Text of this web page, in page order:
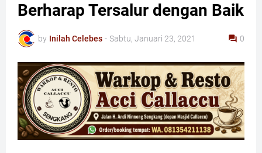
Berharap Tersalur dengan Baik
by Inilah Celebes - Sabtu, Januari 23, 2021 0